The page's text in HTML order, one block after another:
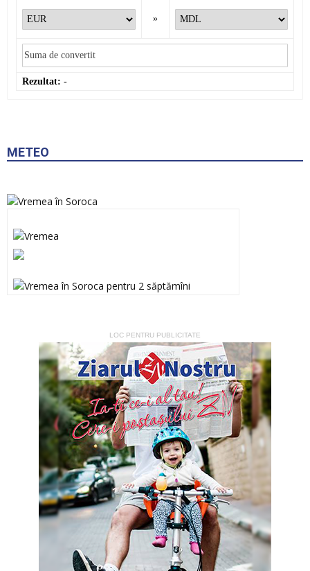
»
Rezultat: -
METEO
LOC PENTRU PUBLICITATE